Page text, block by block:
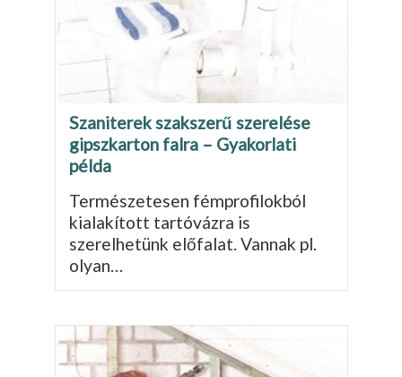
Szaniterek szakszerű szerelése
gipszkarton falra – Gyakorlati
példa
Természetesen fémprofilokból
kialakított tartóvázra is
szerelhetünk előfalat. Vannak pl.
olyan…